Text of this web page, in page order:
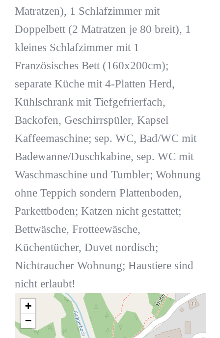
Matratzen), 1 Schlafzimmer mit
Doppelbett (2 Matratzen je 80 breit), 1
kleines Schlafzimmer mit 1
Französisches Bett (160x200cm);
separate Küche mit 4-Platten Herd,
Kühlschrank mit Tiefgefrierfach,
Backofen, Geschirrspüler, Kapsel
Kaffeemaschine; sep. WC, Bad/WC mit
Badewanne/Duschkabine, sep. WC mit
Waschmaschine und Tumbler; Wohnung
ohne Teppich sondern Plattenboden,
Parkettboden; Katzen nicht gestattet;
Bettwäsche, Frotteewäsche,
Küchentücher, Duvet nordisch;
Nichtraucher Wohnung; Haustiere sind
nicht erlaubt!
+
−